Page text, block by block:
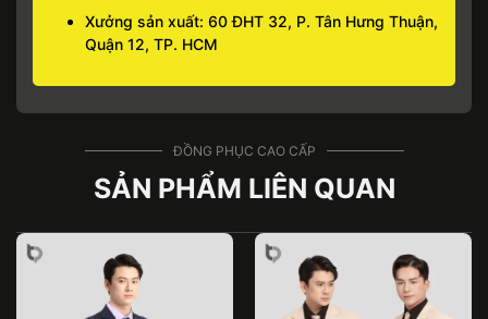
Xưởng sản xuất: 60 ĐHT 32, P. Tân Hưng Thuận,
Quận 12, TP. HCM
ĐỒNG PHỤC CAO CẤP
SẢN PHẨM LIÊN QUAN